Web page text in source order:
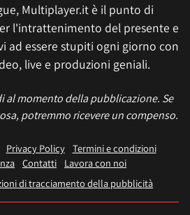
Multiplayer.it è il punto di
l'intrattenimento del presente e
ad essere stupiti ogni giorno con
live e produzioni geniali.
al momento della pubblicazione. Se
potremmo ricevere un compenso.
Privacy Policy
Termini e condizioni
Contatti
Lavora con noi
di tracciamento della pubblicità